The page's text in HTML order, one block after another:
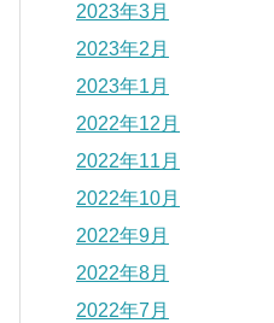
2023年3月
2023年2月
2023年1月
2022年12月
2022年11月
2022年10月
2022年9月
2022年8月
2022年7月